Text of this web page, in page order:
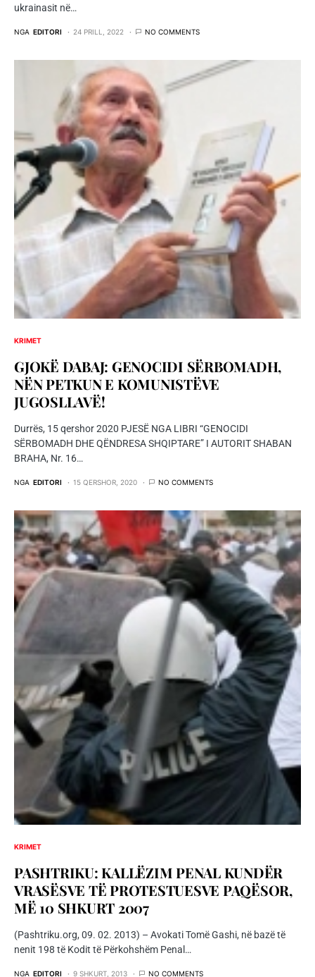
ukrainasit në…
NGA EDITORI 24 PRILL, 2022 NO COMMENTS
KRIMET
GJOKË DABAJ: GENOCIDI SËRBOMADH,
NËN PETKUN E KOMUNISTËVE
JUGOSLLAVË!
Durrës, 15 qershor 2020 PJESË NGA LIBRI “GENOCIDI
SËRBOMADH DHE QËNDRESA SHQIPTARE” I AUTORIT SHABAN
BRAHA, Nr. 16…
NGA EDITORI 15 QERSHOR, 2020 NO COMMENTS
KRIMET
PASHTRIKU: KALLËZIM PENAL KUNDËR
VRASËSVE TË PROTESTUESVE PAQËSOR,
MË 10 SHKURT 2007
(Pashtriku.org, 09. 02. 2013) – Avokati Tomë Gashi, në bazë të
nenit 198 të Kodit të Përkohshëm Penal…
NGA EDITORI 9 SHKURT, 2013 NO COMMENTS